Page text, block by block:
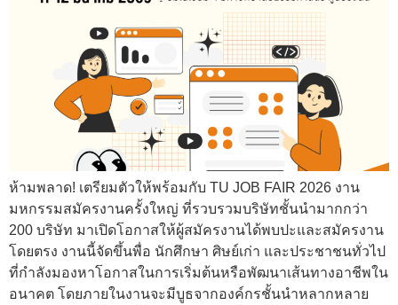
ห้ามพลาด! เตรียมตัวให้พร้อมกับ TU JOB FAIR 2026 งาน
มหกรรมสมัครงานครั้งใหญ่ ที่รวบรวมบริษัทชั้นนำมากกว่า
200 บริษัท มาเปิดโอกาสให้ผู้สมัครงานได้พบปะและสมัครงาน
โดยตรง งานนี้จัดขึ้นพื่อ นักศึกษา ศิษย์เก่า และประชาชนทั่วไป
ที่กำลังมองหาโอกาสในการเริ่มต้นหรือพัฒนาเส้นทางอาชีพใน
อนาคต โดยภายในงานจะมีบูธจากองค์กรชั้นนำหลากหลาย